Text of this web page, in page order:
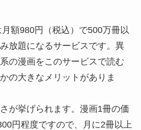
額980円（税込）で500万冊以
放題になるサービスです。異
の漫画をこのサービスで読む
の大きなメリットがありま
が挙げられます。漫画1冊の価
円程度ですので、月に2冊以上